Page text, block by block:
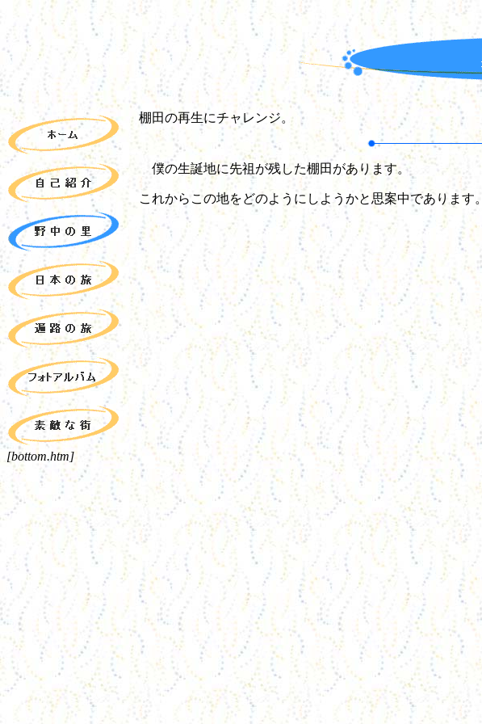
棚田の再生にチャレンジ。
僕の生誕地に先祖が残した棚田があります。
これからこの地をどのようにしようかと思案中であります。
[bottom.htm]